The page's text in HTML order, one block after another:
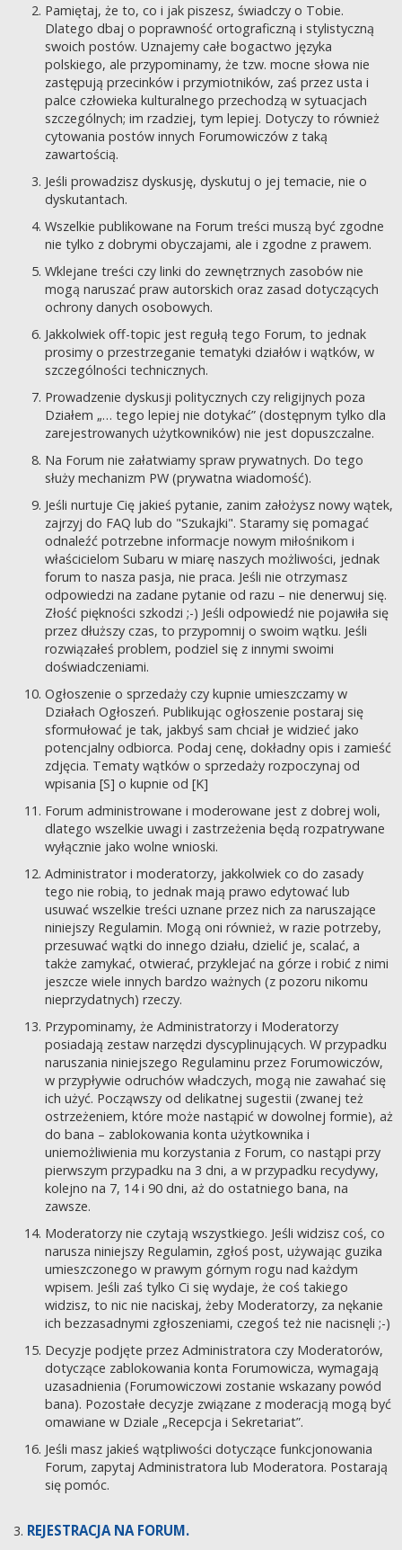
Pamiętaj, że to, co i jak piszesz, świadczy o Tobie.
Dlatego dbaj o poprawność ortograficzną i stylistyczną
swoich postów. Uznajemy całe bogactwo języka
polskiego, ale przypominamy, że tzw. mocne słowa nie
zastępują przecinków i przymiotników, zaś przez usta i
palce człowieka kulturalnego przechodzą w sytuacjach
szczególnych; im rzadziej, tym lepiej. Dotyczy to również
cytowania postów innych Forumowiczów z taką
zawartością.
Jeśli prowadzisz dyskusję, dyskutuj o jej temacie, nie o
dyskutantach.
Wszelkie publikowane na Forum treści muszą być zgodne
nie tylko z dobrymi obyczajami, ale i zgodne z prawem.
Wklejane treści czy linki do zewnętrznych zasobów nie
mogą naruszać praw autorskich oraz zasad dotyczących
ochrony danych osobowych.
Jakkolwiek off-topic jest regułą tego Forum, to jednak
prosimy o przestrzeganie tematyki działów i wątków, w
szczególności technicznych.
Prowadzenie dyskusji politycznych czy religijnych poza
Działem „… tego lepiej nie dotykać” (dostępnym tylko dla
zarejestrowanych użytkowników) nie jest dopuszczalne.
Na Forum nie załatwiamy spraw prywatnych. Do tego
służy mechanizm PW (prywatna wiadomość).
Jeśli nurtuje Cię jakieś pytanie, zanim założysz nowy wątek,
zajrzyj do FAQ lub do "Szukajki". Staramy się pomagać
odnaleźć potrzebne informacje nowym miłośnikom i
właścicielom Subaru w miarę naszych możliwości, jednak
forum to nasza pasja, nie praca. Jeśli nie otrzymasz
odpowiedzi na zadane pytanie od razu – nie denerwuj się.
Złość piękności szkodzi ;-) Jeśli odpowiedź nie pojawiła się
przez dłuższy czas, to przypomnij o swoim wątku. Jeśli
rozwiązałeś problem, podziel się z innymi swoimi
doświadczeniami.
Ogłoszenie o sprzedaży czy kupnie umieszczamy w
Działach Ogłoszeń. Publikując ogłoszenie postaraj się
sformułować je tak, jakbyś sam chciał je widzieć jako
potencjalny odbiorca. Podaj cenę, dokładny opis i zamieść
zdjęcia. Tematy wątków o sprzedaży rozpoczynaj od
wpisania [S] o kupnie od [K]
Forum administrowane i moderowane jest z dobrej woli,
dlatego wszelkie uwagi i zastrzeżenia będą rozpatrywane
wyłącznie jako wolne wnioski.
Administrator i moderatorzy, jakkolwiek co do zasady
tego nie robią, to jednak mają prawo edytować lub
usuwać wszelkie treści uznane przez nich za naruszające
niniejszy Regulamin. Mogą oni również, w razie potrzeby,
przesuwać wątki do innego działu, dzielić je, scalać, a
także zamykać, otwierać, przyklejać na górze i robić z nimi
jeszcze wiele innych bardzo ważnych (z pozoru nikomu
nieprzydatnych) rzeczy.
Przypominamy, że Administratorzy i Moderatorzy
posiadają zestaw narzędzi dyscyplinujących. W przypadku
naruszania niniejszego Regulaminu przez Forumowiczów,
w przypływie odruchów władczych, mogą nie zawahać się
ich użyć. Począwszy od delikatnej sugestii (zwanej też
ostrzeżeniem, które może nastąpić w dowolnej formie), aż
do bana – zablokowania konta użytkownika i
uniemożliwienia mu korzystania z Forum, co nastąpi przy
pierwszym przypadku na 3 dni, a w przypadku recydywy,
kolejno na 7, 14 i 90 dni, aż do ostatniego bana, na
zawsze.
Moderatorzy nie czytają wszystkiego. Jeśli widzisz coś, co
narusza niniejszy Regulamin, zgłoś post, używając guzika
umieszczonego w prawym górnym rogu nad każdym
wpisem. Jeśli zaś tylko Ci się wydaje, że coś takiego
widzisz, to nic nie naciskaj, żeby Moderatorzy, za nękanie
ich bezzasadnymi zgłoszeniami, czegoś też nie nacisnęli ;-)
Decyzje podjęte przez Administratora czy Moderatorów,
dotyczące zablokowania konta Forumowicza, wymagają
uzasadnienia (Forumowiczowi zostanie wskazany powód
bana). Pozostałe decyzje związane z moderacją mogą być
omawiane w Dziale „Recepcja i Sekretariat”.
Jeśli masz jakieś wątpliwości dotyczące funkcjonowania
Forum, zapytaj Administratora lub Moderatora. Postarają
się pomóc.
REJESTRACJA NA FORUM.